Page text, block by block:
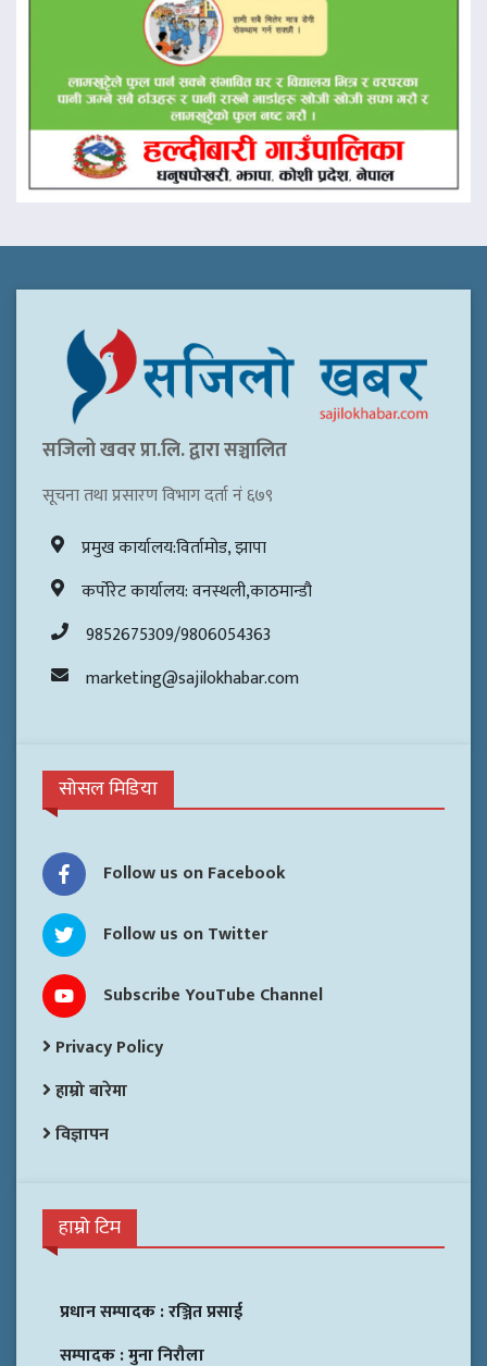
सजिलो खवर प्रा.लि. द्वारा सञ्चालित
सूचना तथा प्रसारण विभाग दर्ता नं ६७९
प्रमुख कार्यालय:विर्तामोड, झापा
कर्पोरेट कार्यालय: वनस्थली,काठमान्डौ
9852675309/9806054363
marketing@sajilokhabar.com
सोसल मिडिया
Follow us on Facebook
Follow us on Twitter
Subscribe YouTube Channel
Privacy Policy
हाम्रो बारेमा
विज्ञापन
हाम्रो टिम
प्रधान सम्पादक :रञ्जित प्रसाई
सम्पादक :मुना निरौला